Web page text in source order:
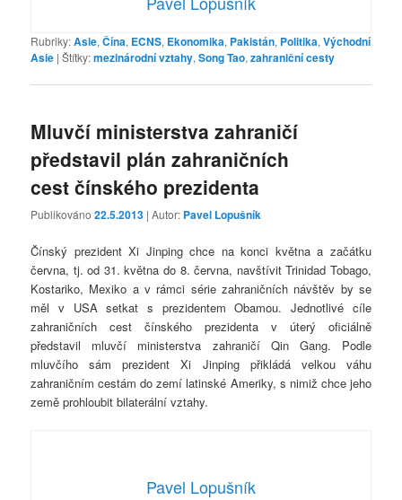
Rubriky:Asie,Čína, ECNS, Ekonomika, Pakistán, Politika,Východní
Asie |Štítky:mezinárodní vztahy,Song Tao,zahraniční cesty
Mluvčí ministerstva zahraničí
představil plán zahraničních
cest čínského prezidenta
Publikováno22.5.2013 | Autor: Pavel Lopušník
Čínský prezident Xi Jinping chce na konci května a začátku
června, tj. od 31. května do 8. června, navštívit Trinidad Tobago,
Kostariko, Mexiko a v rámci série zahraničních návštěv by se
měl v USA setkat s prezidentem Obamou. Jednotlivé cíle
zahraničních cest čínského prezidenta v úterý oficiálně
představil mluvčí ministerstva zahraničí Qin Gang. Podle
mluvčího sám prezident Xi Jinping přikládá velkou váhu
zahraničním cestám do zemí latinské Ameriky, s nimiž chce jeho
země prohloubit bilaterální vztahy.
Pavel Lopušník